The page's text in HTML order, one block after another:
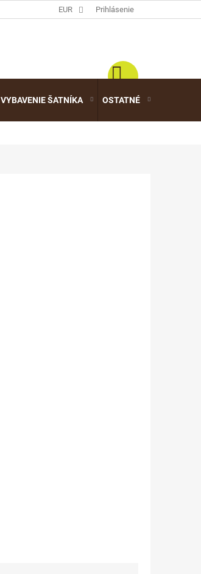
EUR Prihlásenie
VYBAVENIE ŠATNÍKA OSTATNÉ